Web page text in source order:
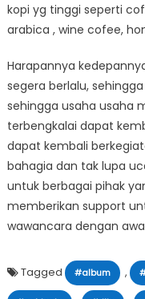
kopi yg tinggi seperti
arabica , wine cofee,
Harapannya
segera berlalu,
sehingga usaha usaha
terbengkalai dapat
dapat kembali
bahagia dan tak lupa
untuk berbagai pihak
memberikan support
wawancara dengan
Tagged #album ,